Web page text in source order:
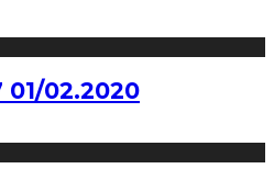
01/02.2020